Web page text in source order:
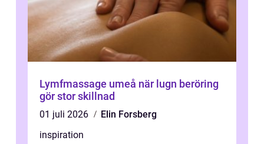
Lymfmassage umeå när lugn beröring
gör stor skillnad
01 juli 2026
Elin Forsberg
inspiration